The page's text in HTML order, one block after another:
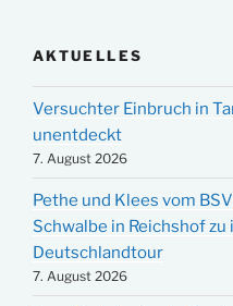
AKTUELLES
Versuchter Einbruch in
unentdeckt
7. August 2026
Pethe und Klees vom
Schwalbe in Reichshof
Deutschlandtour
7. August 2026